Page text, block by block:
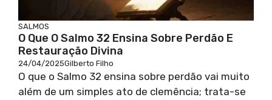
SALMOS
O Que O Salmo 32 Ensina Sobre Perdão E
Restauração Divina
24/04/2025Gilberto Filho
O que o Salmo 32 ensina sobre perdão vai muito
além de um simples ato de clemência; trata-se